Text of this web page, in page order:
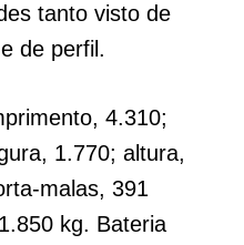
tanto visto de
de perfil.
4.310;
1.770; altura,
malas, 391
kg. Bateria